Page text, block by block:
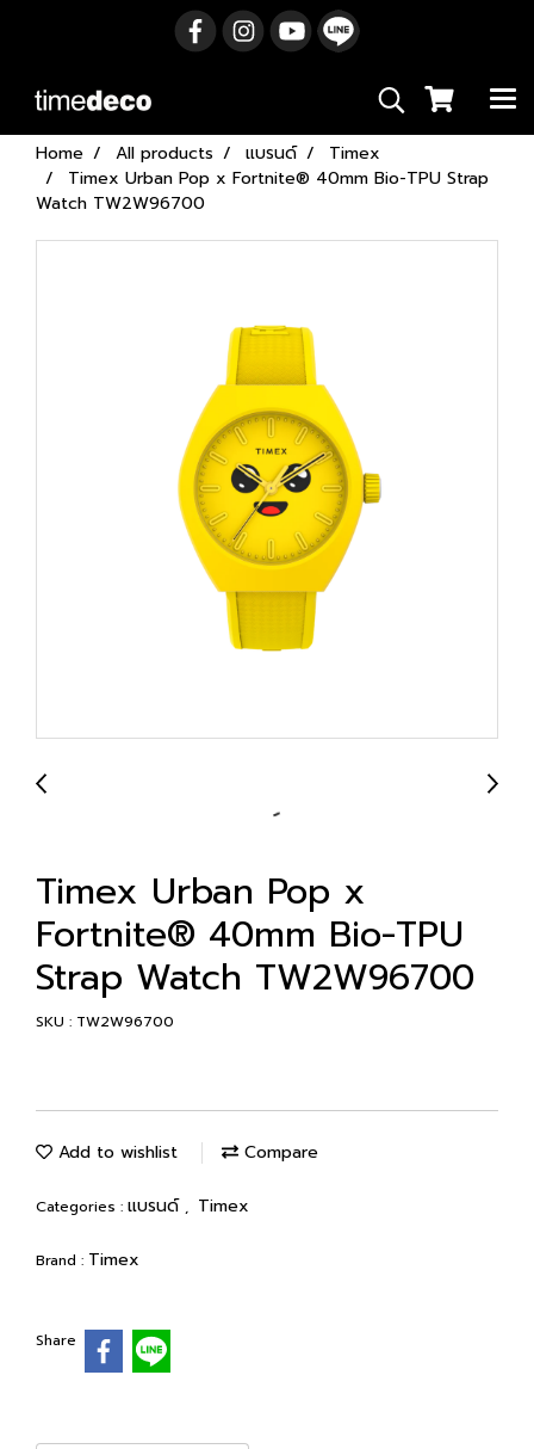
Home All products แบรนด์
Timex
Timex Urban Pop x Fortnite® 40mm Bio-TPU Strap
Watch TW2W96700
Timex Urban Pop x
Fortnite® 40mm Bio-TPU
Strap Watch TW2W96700
SKU : TW2W96700
Add to wishlist Compare
Categories : แบรนด์ , Timex
Brand : Timex
Share